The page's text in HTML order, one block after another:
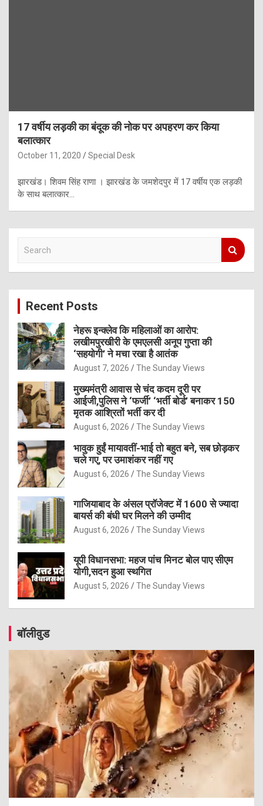
17 वर्षीय लड़की का बंदूक की नोक पर अपहरण कर किया
बलात्कार
October 11, 2020 Special Desk
झारखंड। शिवम सिंह राणा । झारखंड के जमशेदपुर में 17 वर्षीय एक लड़की
के साथ बलात्कार…
c
Recent Posts
नेहरू इन्क्लेव कि महिलाओं का आरोप:
लखीमपुरखीरी के एमएलसी अनूप गुप्ता की
‘सहयोगी’ ने मचा रखा है आतंक
August 7, 2026 The Sunday Views
मुख्यमंत्री आवास से चंद कदम दूरी पर
आईजी,पुलिस ने ‘फर्जी’ ‘भर्ती बोर्ड’ बनाकर 150
मृतक आश्रितों भर्ती कर दी
August 6, 2026 The Sunday Views
भावुक हुईं मायावतीं-भाई तो बहुत बने, सब छोड़कर
चले गए, पर उमाशंकर नहीं गए
August 6, 2026 The Sunday Views
गाजियाबाद के अंसल प्रॉजेक्ट में 1600 से ज्यादा
बायर्स की बंधी घर मिलने की उम्मीद
August 6, 2026 The Sunday Views
यूपी विधानसभा: महज पांच मिनट बोल पाए सीएम
योगी,सदन हुआ स्थगित
August 5, 2026 The Sunday Views
बॉलीवुड